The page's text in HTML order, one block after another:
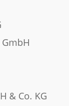
& Co. KG